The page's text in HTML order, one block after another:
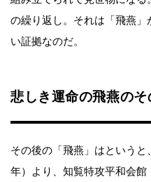
の繰り返し。それは「飛燕
い証拠なのだ。
悲しき運命の飛燕のそ
その後の「飛燕」はという
年）より、知覧特攻平和会館